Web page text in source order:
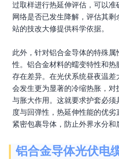
过取样进行热延伸评估，可以准
网络是否已发生降解，评估其
站的技改大修提供科学依据。
此外，针对铝合金导体的特殊
性。铝合金材料的蠕变特性和
存在差异。在光伏系统昼夜温
会发生更为显著的冷缩热胀，对
与胀大作用。这就要求护套必须
度与回弹性，热延伸性能的优
紧密包裹导体，防止外界水分和
铝合金导体光伏电